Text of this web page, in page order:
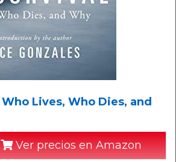
Lives, Who Dies, and
Ver precios en Amazon